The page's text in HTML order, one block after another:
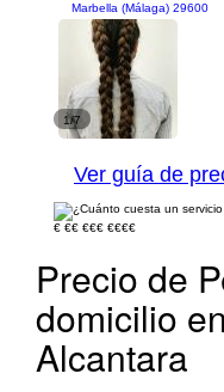
Marbella (Málaga) 29600
1/7
Ver guía de
€ €€ €€€ €€€€
Precio de
domicilio
Alcantara